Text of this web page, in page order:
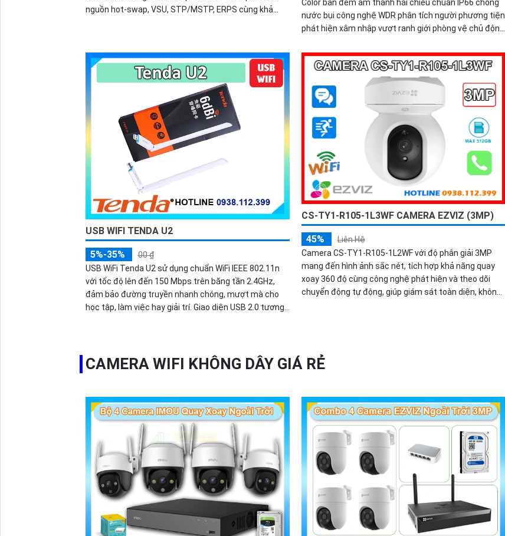
nguồn hot-swap, VSU, STP/MSTP, ERPS cùng khả
Color ban đêm âm thanh hai chiều chuẩn IP66 chống
nước bụi công nghệ WDR phân tích người phương tiện
phát hiện xâm nhập vượt ranh giới phòng vệ chủ động
MicroSD 512GB quản lý qua VIGI App VIGI Manager
giám sát sắc nét hiệu quả.
USB WIFI TENDA U2
5%-35%
00 ₫
USB WiFi Tenda U2 sử dụng chuẩn WiFi IEEE 802.11n
với tốc độ lên đến 150 Mbps trên băng tần 2.4GHz,
đảm bảo đường truyền nhanh chóng, mượt mà cho
học tập, làm việc hay giải trí. Giao diện USB 2.0 tương
CS-TY1-R105-1L3WF CAMERA EZVIZ (3MP)
45%
Liên Hệ
Camera CS-TY1-R105-1L2WF với độ phân giải 3MP
mang đến hình ảnh sắc nét, tích hợp khả năng quay
xoay 360 độ cùng công nghệ phát hiện và theo dõi
chuyển động tự động, giúp giám sát toàn diện, không
CAMERA WIFI KHÔNG DÂY GIÁ RẺ